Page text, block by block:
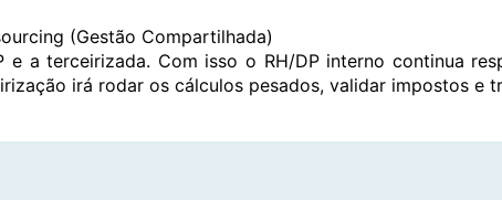
(Gestão Compartilhada)
a terceirizada. Com isso o RH/DP interno continua
irá rodar os cálculos pesados, validar impostos e